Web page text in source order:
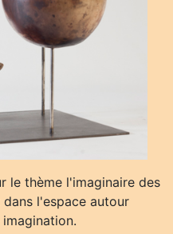
le thème l'imaginaire des
l'espace autour